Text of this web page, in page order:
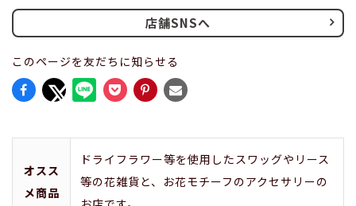
店舗SNSへ
このページを友だちに知らせる
オスス
メ商品
ドライフラワー等を使用したスワッグやリース
等の花雑貨と、お花モチーフのアクセサリーの